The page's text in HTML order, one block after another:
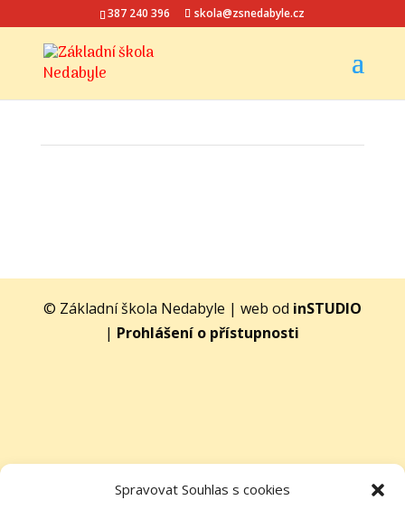
Spravovat Souhlas s cookies
387 240 396 skola@zsnedabyle.cz
© Základní škola Nedabyle | web od inSTUDIO
| Prohlášení o přístupnosti